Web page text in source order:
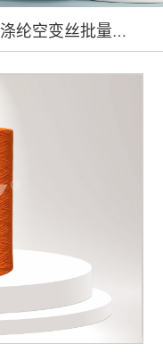
涤纶空变丝批量生产